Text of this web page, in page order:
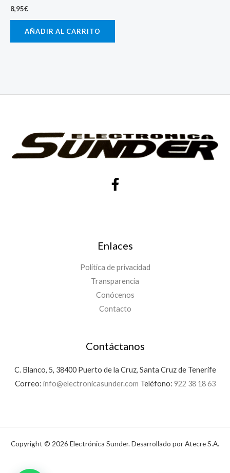
8,95€
AÑADIR AL CARRITO
Enlaces
Política de privacidad
Transparencia
Conócenos
Contacto
Contáctanos
C. Blanco, 5, 38400 Puerto de la Cruz, Santa Cruz de Tenerife
Correo: info@electronicasunder.com Teléfono: 922 38 18 63
Copyright © 2026 Electrónica Sunder. Desarrollado por Atecre S.A.